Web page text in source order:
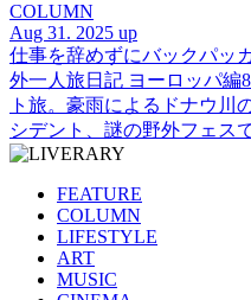
COLUMN
Aug 31. 2025 up
仕事を辞めずにバックパッ
外一人旅日記 ヨーロッパ編
ト旅。豪雨によるドナウ川
シデント、謎の野外フェス
FEATURE
COLUMN
LIFESTYLE
ART
MUSIC